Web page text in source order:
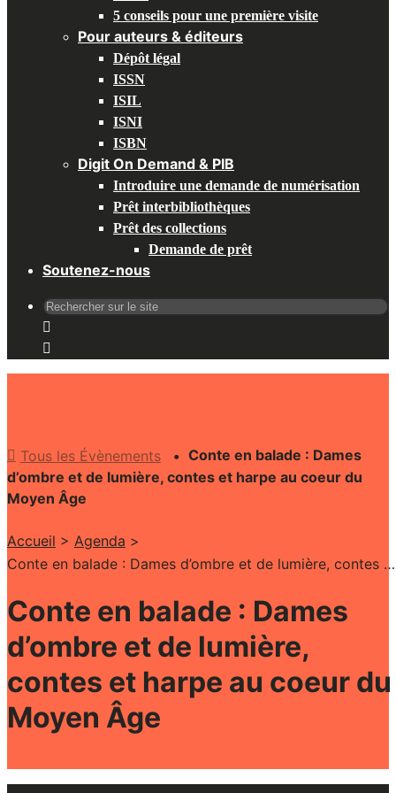
5 conseils pour une première visite
Pour auteurs & éditeurs
Dépôt légal
ISSN
ISIL
ISNI
ISBN
Digit On Demand & PIB
Introduire une demande de numérisation
Prêt interbibliothèques
Prêt des collections
Demande de prêt
Soutenez-nous
Recherche
pour
:
Tous les Évènements
Conte en balade : Dames
d’ombre et de lumière, contes et harpe au coeur du
Moyen Âge
Conte en balade : Dames
d’ombre et de lumière,
contes et harpe au coeur du
Moyen Âge
Accueil > Agenda >
Conte en balade : Dames d’ombre et de lumière, contes et harpe au coeur du Moyen Âge